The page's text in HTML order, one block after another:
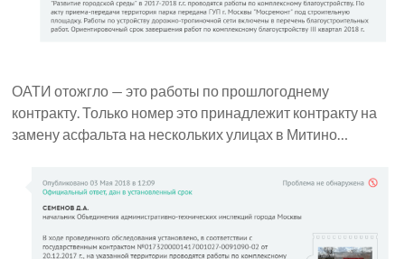
ОАТИ отожгло — это работы по прошлогоднему
контракту. Только номер это принадлежит контракту на
замену асфальта на нескольких улицах в Митино…